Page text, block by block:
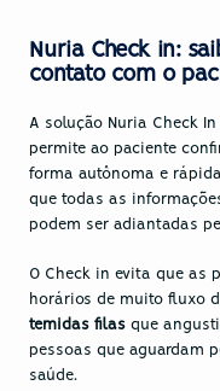
Nuria Check in:
contato com o
A solução Nuria Check In
permite ao paciente
forma autônoma e
que todas as
podem ser adiantadas
O Check in evita que as
horários de muito fluxo
temidas filas que
pessoas que aguardam
saúde.